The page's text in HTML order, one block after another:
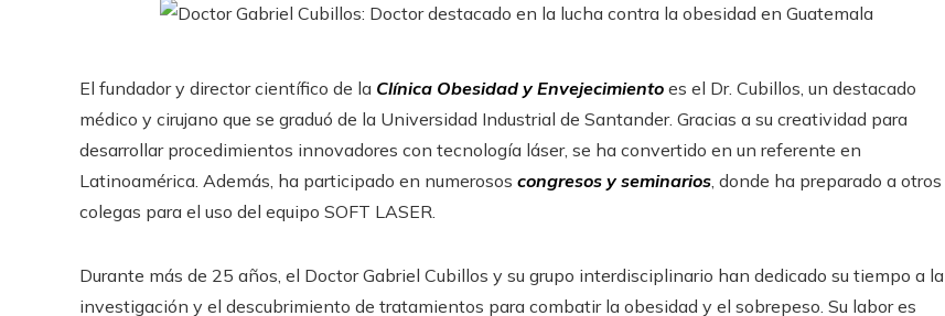
El fundador y director científico de la Clínica Obesidad y Envejecimiento es el Dr. Cubillos, un destacado
médico y cirujano que se graduó de la Universidad Industrial de Santander. Gracias a su creatividad para
desarrollar procedimientos innovadores con tecnología láser, se ha convertido en un referente en
Latinoamérica. Además, ha participado en numerosos congresos y seminarios, donde ha preparado a otros
colegas para el uso del equipo SOFT LASER.
Durante más de 25 años, el Doctor Gabriel Cubillos y su grupo interdisciplinario han dedicado su tiempo a la
investigación y el descubrimiento de tratamientos para combatir la obesidad y el sobrepeso. Su labor es